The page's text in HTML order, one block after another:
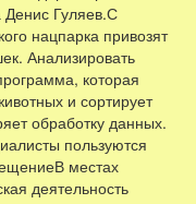
Денис Гуляев.С
нацпарка привозят
Анализировать
которая
и сортирует
обработку данных.
пользуются
местах
деятельность